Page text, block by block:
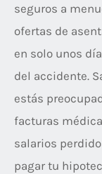
seguros a
ofertas de
en solo unos
del accidente.
estás
facturas
salarios
pagar tu